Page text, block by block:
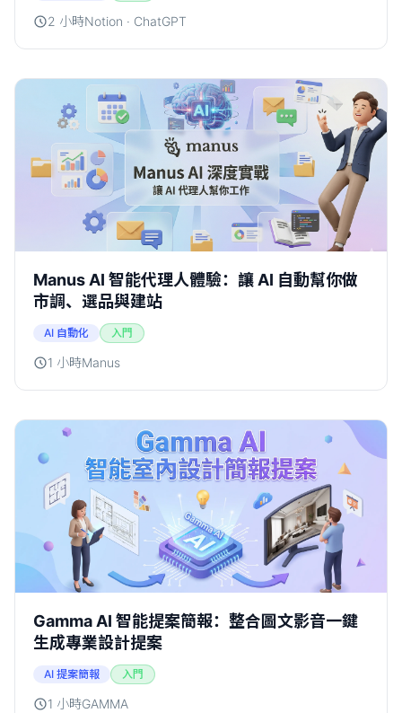
2 小時Notion · ChatGPT
Manus AI 智能代理人體驗：讓 AI 自動幫你做
市調、選品與建站
AI 自動化 入門
1 小時Manus
Gamma AI 智能提案簡報：整合圖文影音一鍵
生成專業設計提案
AI 提案簡報 入門
1 小時GAMMA